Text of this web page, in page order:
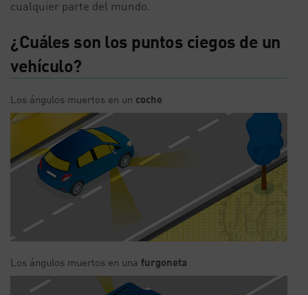
cualquier parte del mundo.
¿Cuáles son los puntos ciegos de un
vehículo?
Los ángulos muertos en un coche
Los ángulos muertos en una furgoneta